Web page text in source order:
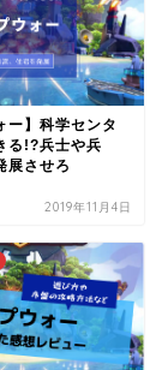
ー】科学センタ
る!?兵士や兵
展させろ
2019年11月4日